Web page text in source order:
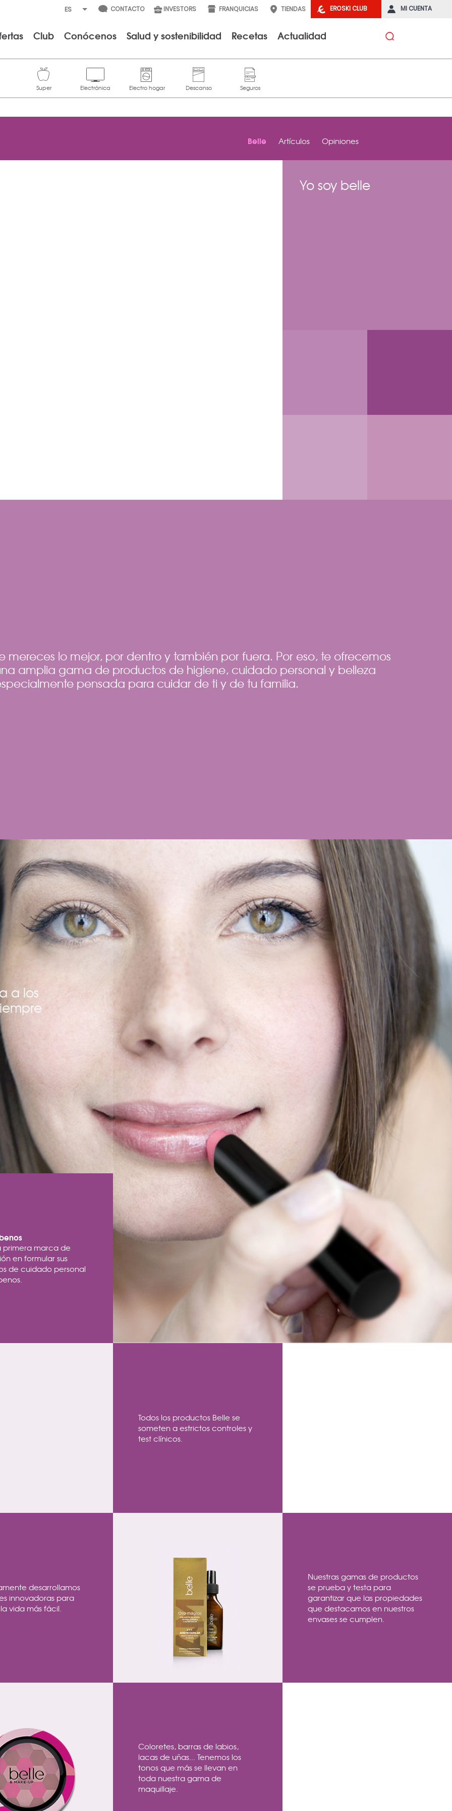
EROSKI CLUB MI CUENTA
CONTACTO INVESTORS FRANQUICIAS TIENDAS
Club Conócenos Salud y sostenibilidad Recetas Actualidad
Belle Artículos Opiniones
Yo soy belle
mereces lo mejor, por dentro y también por fuera. Por eso, te ofrecemos
amplia gama de productos de higiene, cuidado personal y belleza
pensada para cuidar de ti y de tu familia.
a los
primera marca de
en formular sus
de cuidado personal
Todos los productos Belle se
someten a estrictos controles y
test clínicos.
desarrollamos
innovadoras para
vida más fácil.
Nuestras gamas de productos
se prueba y testa para
garantizar que las propiedades
que destacamos en nuestros
envases se cumplen.
Coloretes, barras de labios,
lacas de uñas... Tenemos los
tonos que más se llevan en
toda nuestra gama de
maquillaje.